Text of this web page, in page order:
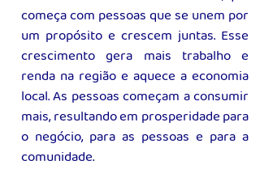
começa com pessoas que se unem por
um propósito e crescem juntas. Esse
crescimento gera mais trabalho e
renda na região e aquece a economia
local. As pessoas começam a consumir
mais, resultando em prosperidade para
o negócio, para as pessoas e para a
comunidade.